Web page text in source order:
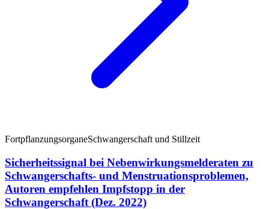
FortpflanzungsorganeSchwangerschaft und Stillzeit
Sicherheitssignal bei Nebenwirkungsmelderaten zu
Schwangerschafts- und Menstruationsproblemen,
Autoren empfehlen Impfstopp in der
Schwangerschaft (Dez. 2022)